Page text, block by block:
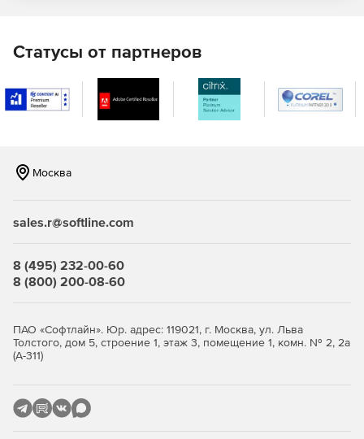
Сравнение нескольких схем и таблиц одновременно.
Различия в DDL для объектов схемы.
Графическое представление строк и столбцов
Настройка точных развертываний для изменений схемы
PL / SQL.
развертывания для просмотра и выполнения в среде
IDE.
отдельные изменения.
Статусы от партнеров
Москва
sales.r@softline.com
8 (495) 232-00-60
8 (800) 200-08-60
ПАО «Софтлайн». Юр. адрес: 119021, г. Москва, ул. Льва
Толстого, дом 5, строение 1, этаж 3, помещение 1, комн. № 2, 2а
(А-311)